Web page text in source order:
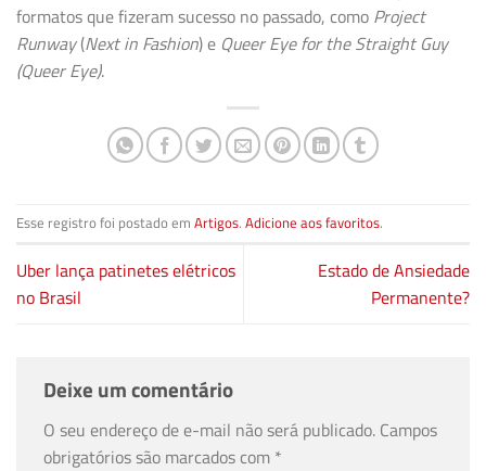
formatos que fizeram sucesso no passado, como Project
Runway(Next in Fashion) e Queer Eye for the Straight Guy
(Queer Eye).
Esse registro foi postado em Artigos. Adicione aos favoritos.
Uber lança patinetes elétricos
no Brasil
Estado de Ansiedade
Permanente?
Deixe um comentário
O seu endereço de e-mail não será publicado. Campos
obrigatórios são marcados com *